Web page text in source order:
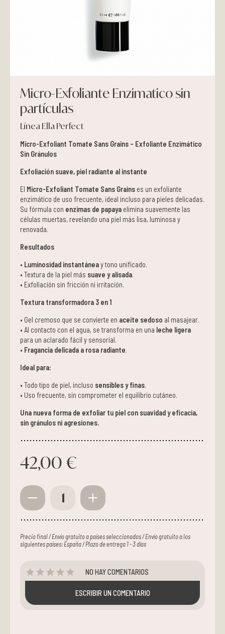
Micro-Exfoliante Enzimatico sin
partículas
Línea Ella Perfect
Micro-Exfoliant Tomate Sans Grains – Exfoliante Enzimático
Sin Gránulos
Exfoliación suave, piel radiante al instante
El Micro-Exfoliant Tomate Sans Grains es un exfoliante
enzimático de uso frecuente, ideal incluso para pieles delicadas.
Su fórmula con enzimas de papaya elimina suavemente las
células muertas, revelando una piel más lisa, luminosa y
renovada.
Resultados
• Luminosidad instantáneay tono unificado.
• Textura de la piel más suave y alisada.
• Exfoliación sin fricción ni irritación.
Textura transformadora 3 en 1
• Gel cremoso que se convierte en aceite sedoso al masajear.
• Al contacto con el agua, se transforma en una leche ligera
para un aclarado fácil y sensorial.
• Fragancia delicada a rosa radiante.
Ideal para:
• Todo tipo de piel, incluso sensibles y finas.
• Uso frecuente, sin comprometer el equilibrio cutáneo.
Una nueva forma de exfoliar tu piel con suavidad y eficacia,
sin gránulos ni agresiones.
42,00 €
1
Precio final / Envío gratuito a países seleccionados / Envío gratuito a los
siguientes países: España / Plazo de entrega 1 - 3 días
NO HAY COMENTARIOS
ESCRIBIR UN COMENTARIO
Solares
Nutricosméticos
Contorno de Ojos
Serums
Mascarillas